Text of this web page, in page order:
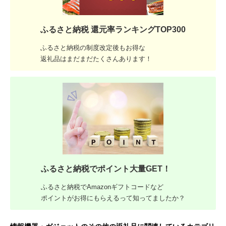
ふるさと納税 還元率ランキングTOP300
ふるさと納税の制度改定後もお得な
返礼品はまだまだたくさんあります！
ふるさと納税でポイント大量GET！
ふるさと納税でAmazonギフトコードなど
ポイントがお得にもらえるって知ってましたか？